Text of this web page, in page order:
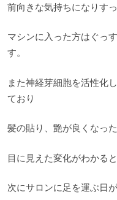
前向きな気持ちになりすっ
マシンに入った方はぐっ
す。
また神経芽細胞を活性化
ており
髪の貼り、艶が良くなっ
目に見えた変化がわかる
次にサロンに足を運ぶ日